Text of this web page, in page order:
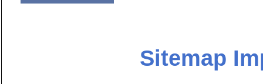
Sitemap